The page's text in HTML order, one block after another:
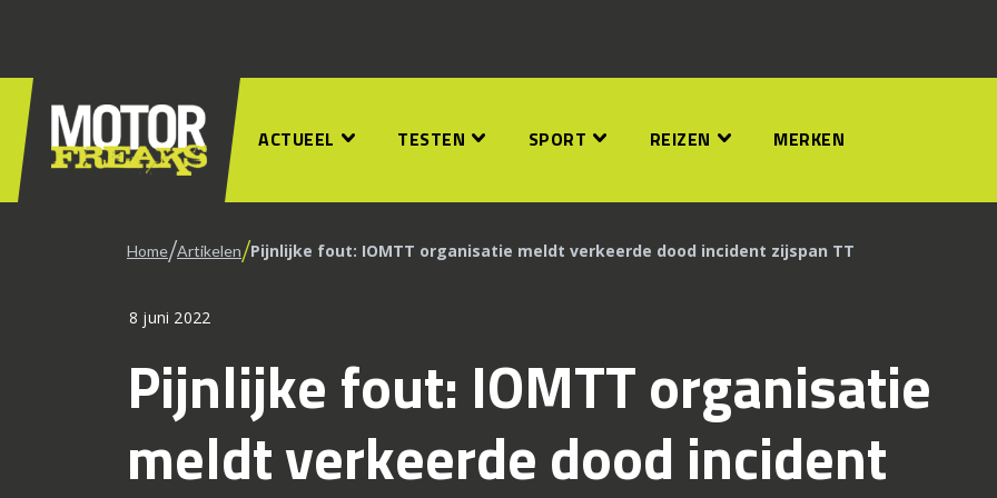
ACTUEEL TESTEN SPORT REIZEN MERKEN
Home/Artikelen/Pijnlijke fout: IOMTT organisatie meldt verkeerde dood incident zijspan TT
8 juni 2022
Pijnlijke fout: IOMTT organisatie
meldt verkeerde dood incident